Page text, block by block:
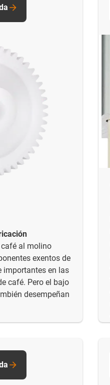
café al molino
exentos de
importantes en las
café. Pero el bajo
desempeñan